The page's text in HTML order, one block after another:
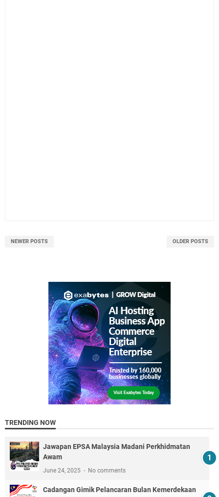
NEWER POSTS OLDER POSTS
TRENDING NOW
Jawapan EPSA Malaysia Madani Perkhidmatan
Awam
June 24, 2025 No comments
Cadangan Gimik Pelancaran Bulan Kemerdekaan